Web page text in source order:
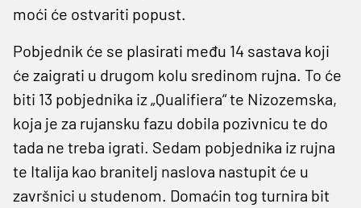
moći će ostvariti popust.
Pobjednik će se plasirati među 14 sastava koji
će zaigrati u drugom kolu sredinom rujna. To će
biti 13 pobjednika iz „Qualifiera“ te Nizozemska,
koja je za rujansku fazu dobila pozivnicu te do
tada ne treba igrati. Sedam pobjednika iz rujna
te Italija kao branitelj naslova nastupit će u
završnici u studenom. Domaćin tog turnira bit